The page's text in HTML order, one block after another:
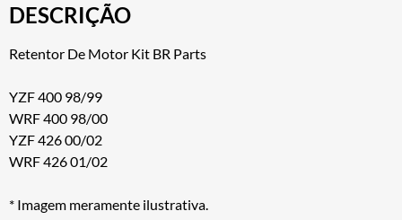
DESCRIÇÃO
Retentor De Motor Kit BR Parts
YZF 400 98/99
WRF 400 98/00
YZF 426 00/02
WRF 426 01/02
* Imagem meramente ilustrativa.